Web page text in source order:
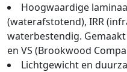
Hoogwaardige
(waterafstotend), IRR
waterbestendig. Gemaakt
en VS (Brookwood
Lichtgewicht en